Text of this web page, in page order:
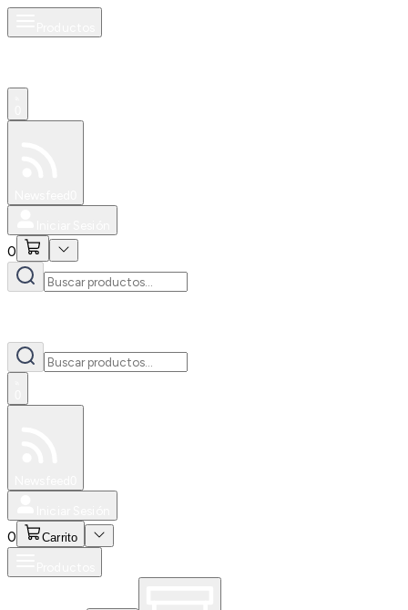
0
0 Carrito